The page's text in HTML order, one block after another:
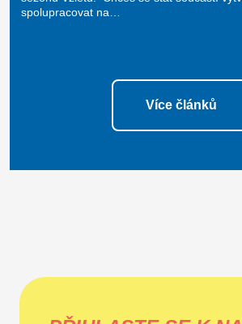
spolupracovat na…
Více článků